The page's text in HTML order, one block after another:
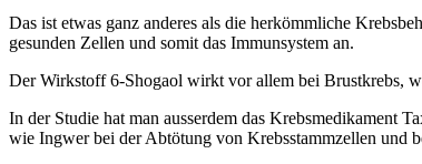
Das ist etwas ganz anderes als die herkömmliche
gesunden Zellen und somit das Immunsystem an.
Der Wirkstoff 6-Shogaol wirkt vor allem bei Brustkrebs,
In der Studie hat man ausserdem das Krebsmedikament
wie Ingwer bei der Abtötung von Krebsstammzellen und